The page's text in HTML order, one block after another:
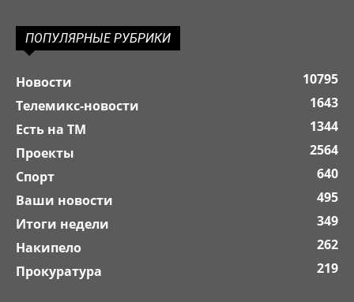
ПОПУЛЯРНЫЕ РУБРИКИ
Новости
10795
Телемикс-новости
1643
Есть на ТМ
1344
Проекты
2564
Спорт
640
Ваши новости
495
Итоги недели
349
Накипело
262
Прокуратура
219